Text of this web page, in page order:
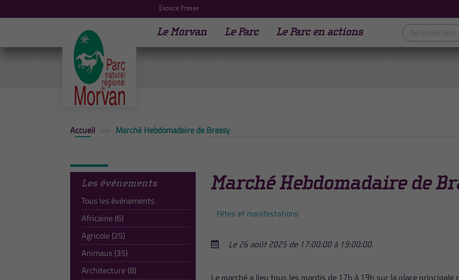
Espace Presse
Le Morvan Le Parc Le Parc en actions
Accueil Marché Hebdomadaire de Brassy
Les événements
Tous les événements
Africaine (6)
Agricole (25)
Animaux (35)
Architecture (8)
Marché Hebdomadaire de
Fêtes et manifestations
Le 26 août 2025 de 17:00:00 à 19:00:00.
Le marché a lieu tous les mardis de 17h à 19h sur la place principale